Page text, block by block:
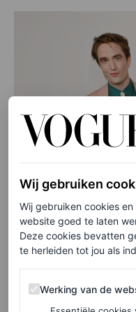
Wij gebruiken
Wij gebruiken cookies
website goed te laten
Deze cookies bevatten
te herleiden tot jou als
Werking van de website
Werking van de